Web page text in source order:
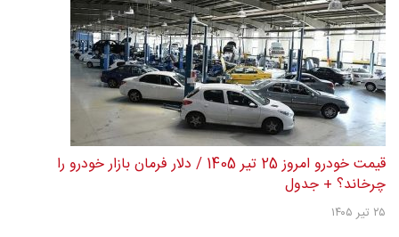
قیمت خودرو امروز 25 تیر 1405 / دلار فرمان بازار خودرو را
چرخاند؟ + جدول
۲۵ تیر ۱۴۰۵